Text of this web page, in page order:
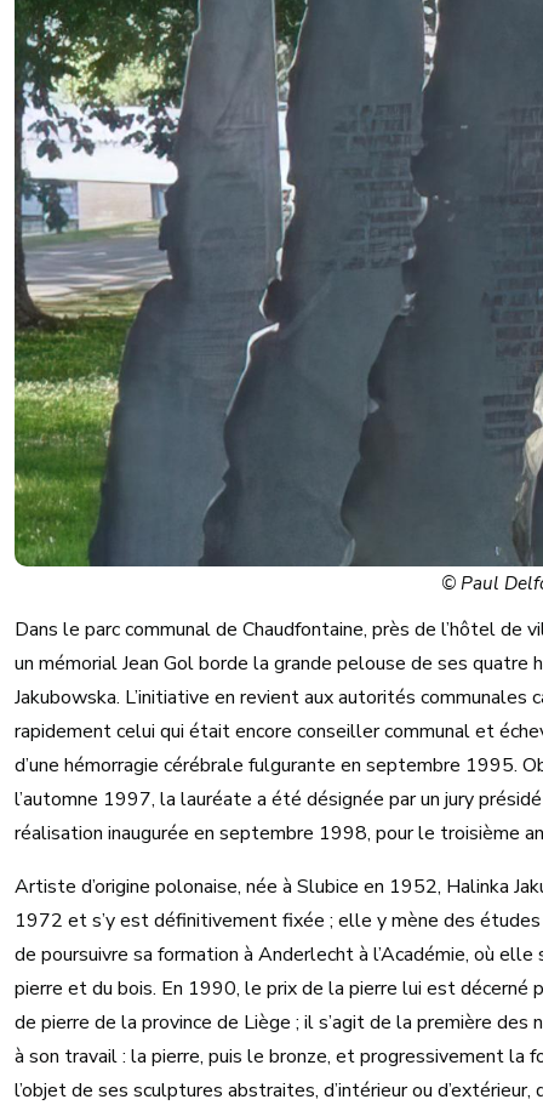
© Paul
Dans le parc communal de Chaudfontaine, près de l’hôtel de
un mémorial Jean Gol borde la grande pelouse de ses
Jakubowska. L’initiative en revient aux autorités communales
rapidement celui qui était encore conseiller communal et
d’une hémorragie cérébrale fulgurante en septembre 1995.
l’automne 1997, la lauréate a été désignée par un jury
réalisation inaugurée en septembre 1998, pour le troisième
Artiste d’origine polonaise, née à Slubice en 1952, Halinka
1972 et s’y est définitivement fixée ; elle y mène des
de poursuivre sa formation à Anderlecht à l’Académie, où
pierre et du bois. En 1990, le prix de la pierre lui est décerné
de pierre de la province de Liège ; il s’agit de la première des
à son travail : la pierre, puis le bronze, et progressivement
l’objet de ses sculptures abstraites, d’intérieur ou